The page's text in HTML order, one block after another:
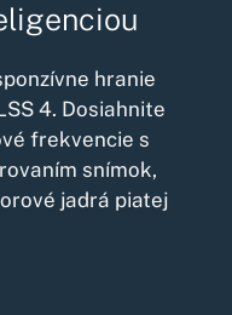
hranie
4. Dosiahnite
frekvencie s
snímok,
jadrá piatej